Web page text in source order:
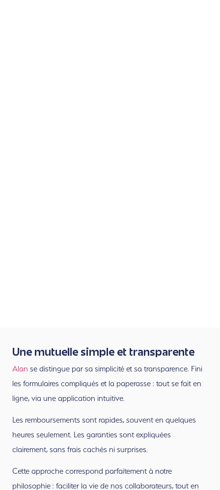
Une mutuelle simple et transparente
Alan se distingue par sa simplicité et sa transparence. Fini
les formulaires compliqués et la paperasse : tout se fait en
ligne, via une application intuitive.
Les remboursements sont rapides, souvent en quelques
heures seulement. Les garanties sont expliquées
clairement, sans frais cachés ni surprises.
Cette approche correspond parfaitement à notre
philosophie : faciliter la vie de nos collaborateurs, tout en